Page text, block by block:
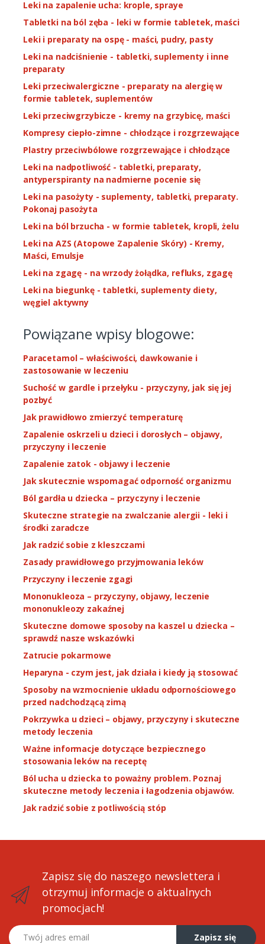
Leki na zapalenie ucha: krople, spraye
Tabletki na ból zęba - leki w formie tabletek, maści
Leki i preparaty na ospę - maści, pudry, pasty
Leki na nadciśnienie - tabletki, suplementy i inne
preparaty
Leki przeciwalergiczne - preparaty na alergię w
formie tabletek, suplementów
Leki przeciwgrzybicze - kremy na grzybicę, maści
Kompresy ciepło-zimne - chłodzące i rozgrzewające
Plastry przeciwbólowe rozgrzewające i chłodzące
Leki na nadpotliwość - tabletki, preparaty,
antyperspiranty na nadmierne pocenie się
Leki na pasożyty - suplementy, tabletki, preparaty.
Pokonaj pasożyta
Leki na ból brzucha - w formie tabletek, kropli, żelu
Leki na AZS (Atopowe Zapalenie Skóry) - Kremy,
Maści, Emulsje
Leki na zgagę - na wrzody żołądka, refluks, zgagę
Leki na biegunkę - tabletki, suplementy diety,
węgiel aktywny
Powiązane wpisy blogowe:
Paracetamol – właściwości, dawkowanie i
zastosowanie w leczeniu
Suchość w gardle i przełyku - przyczyny, jak się jej
pozbyć
Jak prawidłowo zmierzyć temperaturę
Zapalenie oskrzeli u dzieci i dorosłych – objawy,
przyczyny i leczenie
Zapalenie zatok - objawy i leczenie
Jak skutecznie wspomagać odporność organizmu
Ból gardła u dziecka – przyczyny i leczenie
Skuteczne strategie na zwalczanie alergii - leki i
środki zaradcze
Jak radzić sobie z kleszczami
Zasady prawidłowego przyjmowania leków
Przyczyny i leczenie zgagi
Mononukleoza – przyczyny, objawy, leczenie
mononukleozy zakaźnej
Skuteczne domowe sposoby na kaszel u dziecka –
sprawdź nasze wskazówki
Zatrucie pokarmowe
Heparyna - czym jest, jak działa i kiedy ją stosować
Sposoby na wzmocnienie układu odpornościowego
przed nadchodzącą zimą
Pokrzywka u dzieci – objawy, przyczyny i skuteczne
metody leczenia
Ważne informacje dotyczące bezpiecznego
stosowania leków na receptę
Ból ucha u dziecka to poważny problem. Poznaj
skuteczne metody leczenia i łagodzenia objawów.
Jak radzić sobie z potliwością stóp
Zapisz się do naszego newslettera i
otrzymuj informacje o aktualnych
promocjach!
Twój adres email
Zapisz się